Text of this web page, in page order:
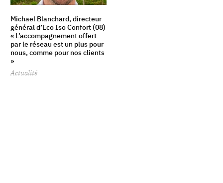
Michael Blanchard, directeur
général d’Eco Iso Confort (08)
« L’accompagnement offert
par le réseau est un plus pour
nous, comme pour nos clients
»
Actualité